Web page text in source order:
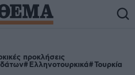
προκλήσεις
Ελληνοτουρκικά Τουρκία